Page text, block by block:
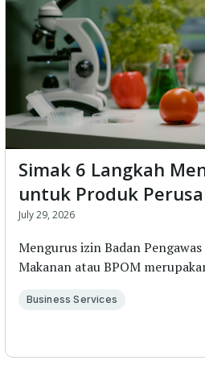
Simak 6 Langkah
untuk Produk
July 29, 2026
Mengurus izin Badan
Makanan atau BPOM
Business Services